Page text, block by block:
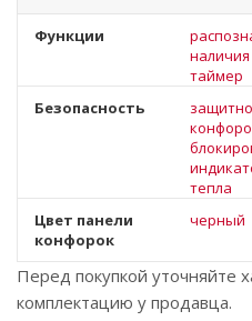
Функции
таймер
Безопасность
тепла
Цвет панели
конфорок
черный
Перед покупкой уточняйте
комплектацию у продавца.